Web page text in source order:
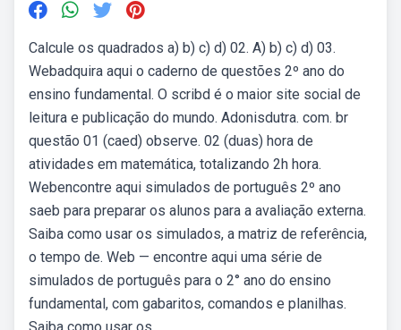
Calcule os quadrados a) b) c) d) 02. A) b) c) d) 03.
Webadquira aqui o caderno de questões 2º ano do
ensino fundamental. O scribd é o maior site social de
leitura e publicação do mundo. Adonisdutra. com. br
questão 01 (caed) observe. 02 (duas) hora de
atividades em matemática, totalizando 2h hora.
Webencontre aqui simulados de português 2º ano
saeb para preparar os alunos para a avaliação externa.
Saiba como usar os simulados, a matriz de referência,
o tempo de. Web — encontre aqui uma série de
simulados de português para o 2° ano do ensino
fundamental, com gabaritos, comandos e planilhas.